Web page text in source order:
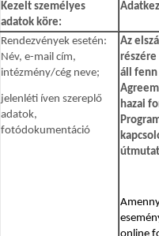
Kezelt személyes
adatok köre:
Rendezvények esetén:
Név, e-mail cím,
intézmény/cég neve;
jelenléti íven szereplő
adatok,
fotódokumentáció
Az
áll fenn
hazai